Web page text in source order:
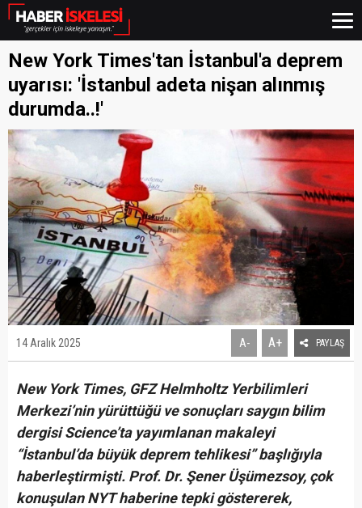
New York Times'tan İstanbul'a deprem
uyarısı: 'İstanbul adeta nişan alınmış
durumda..!'
14 Aralık 2025 A- A+ PAYLAŞ
New York Times, GFZ Helmholtz Yerbilimleri
Merkezi’nin yürüttüğü ve sonuçları saygın bilim
dergisi Science’ta yayımlanan makaleyi
“İstanbul’da büyük deprem tehlikesi” başlığıyla
haberleştirmişti. Prof. Dr. Şener Üşümezsoy, çok
konuşulan NYT haberine tepki göstererek,